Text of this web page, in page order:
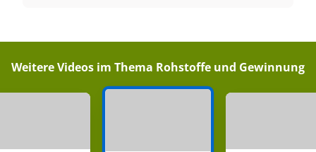
Weitere Videos im Thema Rohstoffe und Gewinnung